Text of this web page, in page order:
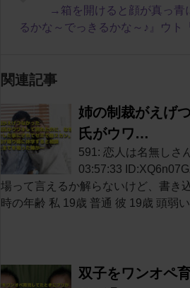
→箱を開けると顔が真っ青
るかな～でっきるかな～♪』ウト
関連記事
姉の制裁がえげ
氏がウワ…
591: 恋人は名無しさ
03:57:33
場って言えるか解らないけど、書き
時の年齢 私 19歳 普通 彼 19歳 頭弱い
双子をワンオペ